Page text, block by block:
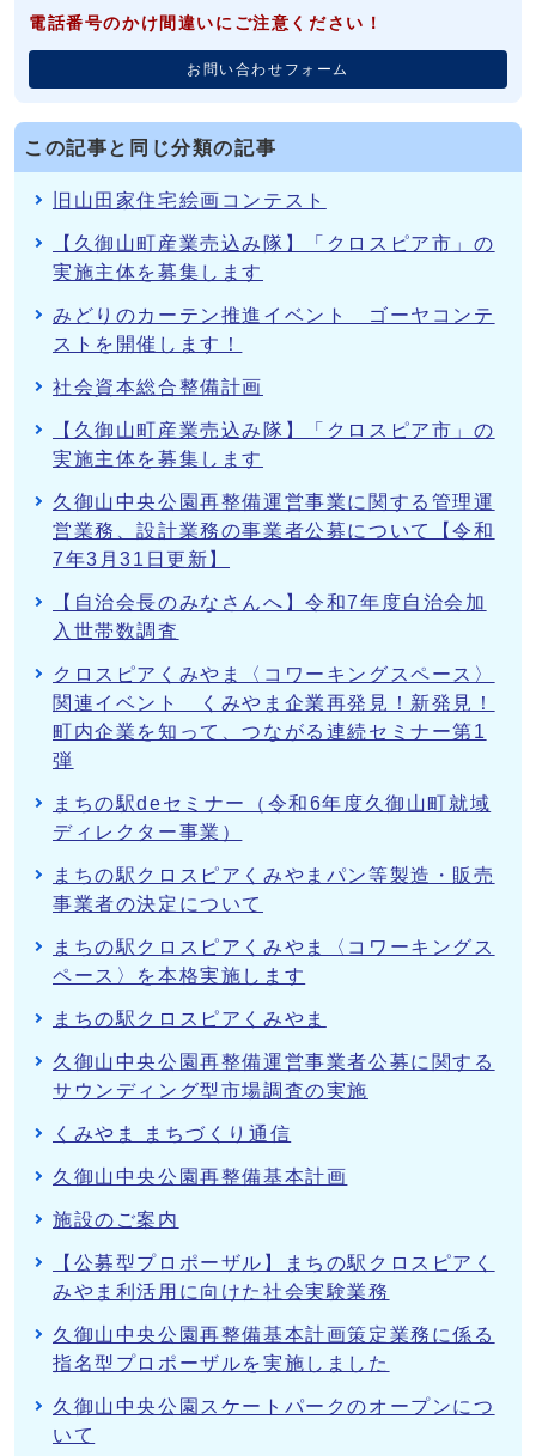
電話番号のかけ間違いにご注意ください！
お問い合わせフォーム
この記事と同じ分類の記事
旧山田家住宅絵画コンテスト
【久御山町産業売込み隊】「クロスピア市」の
実施主体を募集します
みどりのカーテン推進イベント ゴーヤコンテ
ストを開催します！
社会資本総合整備計画
【久御山町産業売込み隊】「クロスピア市」の
実施主体を募集します
久御山中央公園再整備運営事業に関する管理運
営業務、設計業務の事業者公募について【令和
7年3月31日更新】
【自治会長のみなさんへ】令和7年度自治会加
入世帯数調査
クロスピアくみやま〈コワーキングスペース〉
関連イベント くみやま企業再発見！新発見！
町内企業を知って、つながる連続セミナー第1
弾
まちの駅deセミナー（令和6年度久御山町就域
ディレクター事業）
まちの駅クロスピアくみやまパン等製造・販売
事業者の決定について
まちの駅クロスピアくみやま〈コワーキングス
ペース〉を本格実施します
まちの駅クロスピアくみやま
久御山中央公園再整備運営事業者公募に関する
サウンディング型市場調査の実施
くみやま まちづくり通信
久御山中央公園再整備基本計画
施設のご案内
【公募型プロポーザル】まちの駅クロスピアく
みやま利活用に向けた社会実験業務
久御山中央公園再整備基本計画策定業務に係る
指名型プロポーザルを実施しました
久御山中央公園スケートパークのオープンにつ
いて